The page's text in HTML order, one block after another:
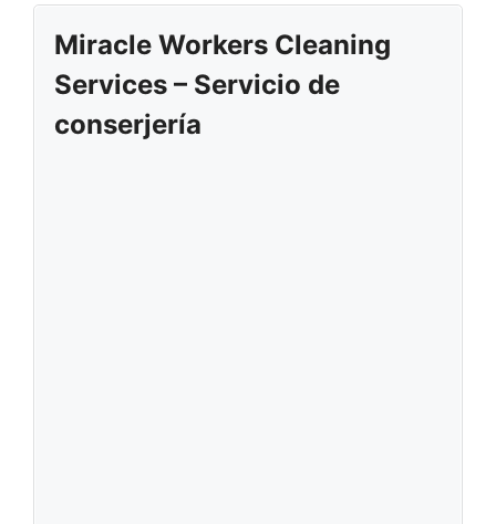
Miracle Workers Cleaning
Services – Servicio de
conserjería